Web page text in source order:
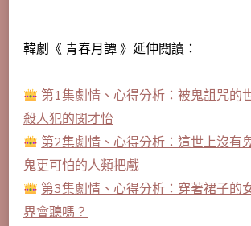
韓劇《 青春月譚 》延伸閱讀：
第1集劇情、心得分析：被鬼詛咒的
殺人犯的閔才怡
第2集劇情、心得分析：這世上沒有
鬼更可怕的人類把戲
第3集劇情、心得分析：穿著裙子的
界會聽嗎？